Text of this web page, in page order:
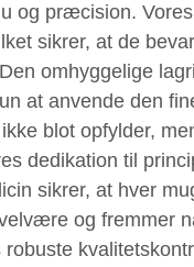
og præcision.
sikrer, at de
omhyggelige
at anvende den
blot opfylder,
dedikation til
sikrer, at hver
og fremmer